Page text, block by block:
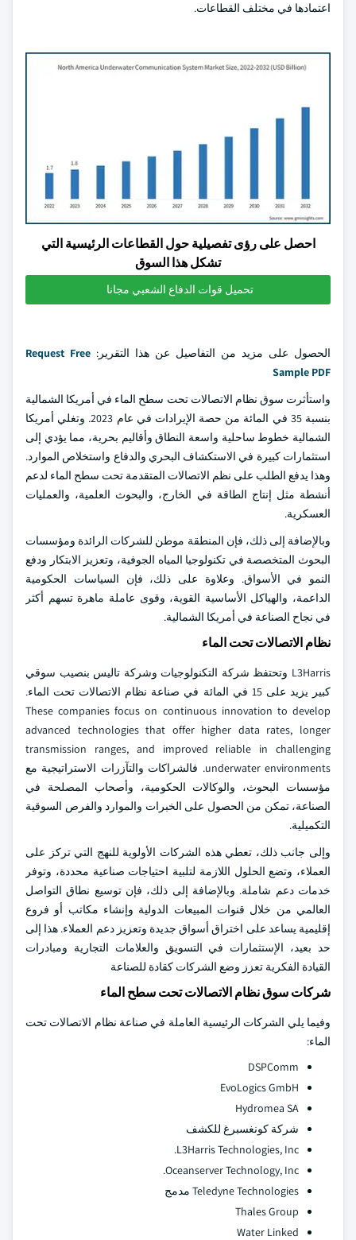
اعتمادها في مختلف القطاعات.
احصل على رؤى تفصيلية حول القطاعات الرئيسية التي
تشكل هذا السوق
تحميل قوات الدفاع الشعبي مجانا
الحصول على مزيد من التفاصيل عن هذا التقرير: Request Free
Sample PDF
واستأثرت سوق نظام الاتصالات تحت سطح الماء في أمريكا الشمالية
بنسبة 35 في المائة من حصة الإيرادات في عام 2023. وتغلي أمريكا
الشمالية خطوط ساحلية واسعة النطاق وأقاليم بحرية، مما يؤدي إلى
استثمارات كبيرة في الاستكشاف البحري والدفاع واستخلاص الموارد.
وهذا يدفع الطلب على نظم الاتصالات المتقدمة تحت سطح الماء لدعم
أنشطة مثل إنتاج الطاقة في الخارج، والبحوث العلمية، والعمليات
العسكرية.
وبالإضافة إلى ذلك، فإن المنطقة موطن للشركات الرائدة ومؤسسات
البحوث المتخصصة في تكنولوجيا المياه الجوفية، وتعزيز الابتكار ودفع
النمو في الأسواق. وعلاوة على ذلك، فإن السياسات الحكومية
الداعمة، والهياكل الأساسية القوية، وقوى عاملة ماهرة تسهم أكثر
في نجاح الصناعة في أمريكا الشمالية.
نظام الاتصالات تحت الماء
L3Harris وتحتفظ شركة التكنولوجيات وشركة تاليس بنصيب سوقي
كبير يزيد على 15 في المائة في صناعة نظام الاتصالات تحت الماء.
These companies focus on continuous innovation to develop
advanced technologies that offer higher data rates, longer
transmission ranges, and improved reliable in challenging
underwater environments. فالشراكات والتآزرات الاستراتيجية مع
مؤسسات البحوث، والوكالات الحكومية، وأصحاب المصلحة في
الصناعة، تمكن من الحصول على الخبرات والموارد والفرص السوقية
التكميلية.
وإلى جانب ذلك، تعطي هذه الشركات الأولوية للنهج التي تركز على
العملاء، وتضع الحلول اللازمة لتلبية احتياجات صناعية محددة، وتوفر
خدمات دعم شاملة. وبالإضافة إلى ذلك، فإن توسيع نطاق التواصل
العالمي من خلال قنوات المبيعات الدولية وإنشاء مكاتب أو فروع
إقليمية يساعد على اختراق أسواق جديدة وتعزيز دعم العملاء. هذا إلى
حد بعيد، الإستثمارات في التسويق والعلامات التجارية ومبادرات
القيادة الفكرية تعزز وضع الشركات كقادة للصناعة
شركات سوق نظام الاتصالات تحت سطح الماء
وفيما يلي الشركات الرئيسية العاملة في صناعة نظام الاتصالات تحت
الماء:
DSPComm
EvoLogics GmbH
Hydromea SA
شركة كونغسبرغ للكشف
L3Harris Technologies, Inc.
Oceanserver Technology, Inc.
Teledyne Technologies مدمج
Thales Group
Water Linked